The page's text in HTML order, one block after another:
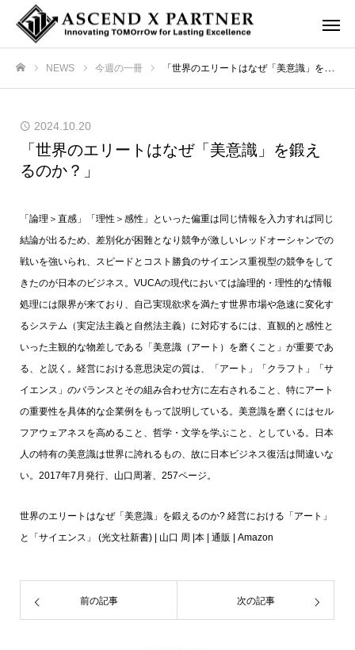
NEWS 今週の一冊 「世界のエリートはなぜ「美意識」を鍛えるのか？」
2024.10.20
「世界のエリートはなぜ「美意識」を鍛え
るのか？」
「論理＞直感」「理性＞感性」といった偏重は同じ情報を入力すれば同じ
結論が出るため、差別化が困難となり競争が激しいレッドオーシャンでの
戦いを強いられ、スピードとコスト勝負のサイエンス重視型の競争をして
きたのが日本のビジネス。VUCAの現代においては論理的・理性的な情報
処理には限界が来ており、自己実現欲求を満たす世界市場や急速に変化す
るシステム（実定法主義と自然法主義）に対応するには、直観的と感性と
いった主観的な物差しである「美意識（アート）を磨くこと」が重要であ
る、と説く。経営における意思決定の質は、「アート」「クラフト」「サ
イエンス」のバランスとその組み合わせ方に左右されること、特にアート
の重要性を具体的な企業例をもって説明している。美意識を磨くにはセル
フアウェアネスを高めること、哲学・文学を学ぶこと、としている。日本
人の特有の美意識は世界に誇れるもの、故に日本ビジネス復活は間違いな
い。2017年7月発行、山口周著、257ページ。
世界のエリートはなぜ「美意識」を鍛えるのか? 経営における「アート」
と「サイエンス」 (光文社新書) | 山口 周 |本 | 通販 | Amazon
前の記事 次の記事